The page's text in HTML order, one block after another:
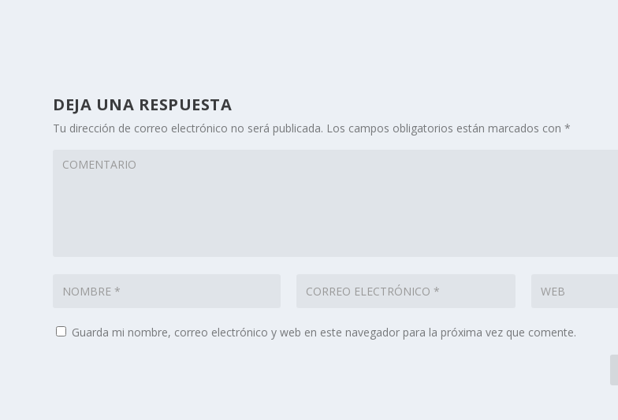
DEJA UNA RESPUESTA
Tu dirección de correo electrónico no será publicada. Los campos obligatorios están marcados con*
Guarda mi nombre, correo electrónico y web en este navegador para la próxima vez que comente.